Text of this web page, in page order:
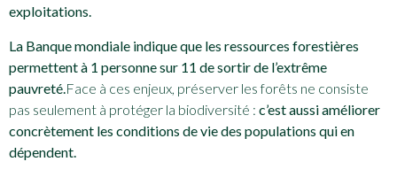
exploitations.
La Banque mondiale indique que les ressources forestières
permettent à 1 personne sur 11 de sortir de l’extrême
pauvreté. Face à ces enjeux, préserver les forêts ne consiste
pas seulement à protéger la biodiversité : c’est aussi améliorer
concrètement les conditions de vie des populations qui en
dépendent.